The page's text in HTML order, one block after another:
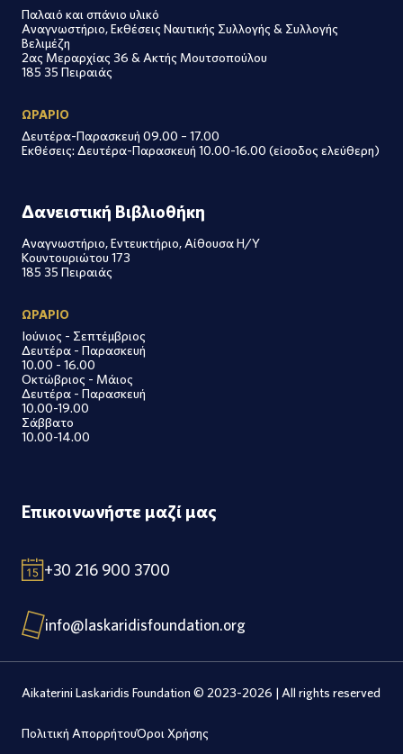
Παλαιό και σπάνιο υλικό
Αναγνωστήριο, Εκθέσεις Ναυτικής Συλλογής & Συλλογής
Βελιμέζη
2ας Μεραρχίας 36 & Ακτής Μουτσοπούλου
185 35 Πειραιάς
ΩΡΑΡΙΟ
Δευτέρα-Παρασκευή 09.00 – 17.00
Εκθέσεις: Δευτέρα-Παρασκευή 10.00-16.00 (είσοδος ελεύθερη)
Δανειστική Βιβλιοθήκη
Αναγνωστήριο, Εντευκτήριο, Αίθουσα Η/Υ
Κουντουριώτου 173
185 35 Πειραιάς
ΩΡΑΡΙΟ
Ιούνιος - Σεπτέμβριος
Δευτέρα - Παρασκευή
10.00 - 16.00
Οκτώβριος - Μάιος
Δευτέρα - Παρασκευή
10.00-19.00
Σάββατο
10.00-14.00
Επικοινωνήστε μαζί μας
+30 216 900 3700
info@laskaridisfoundation.org
Aikaterini Laskaridis Foundation © 2023-2026 | All rights reserved
Πολιτική ΑπορρήτουΌροι Χρήσης